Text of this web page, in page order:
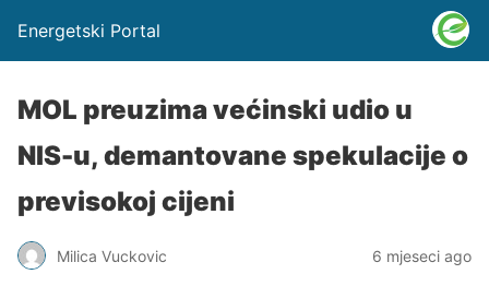
Energetski Portal
MOL preuzima većinski udio u
NIS-u, demantovane spekulacije o
previsokoj cijeni
Milica Vuckovic 6 mjeseci ago